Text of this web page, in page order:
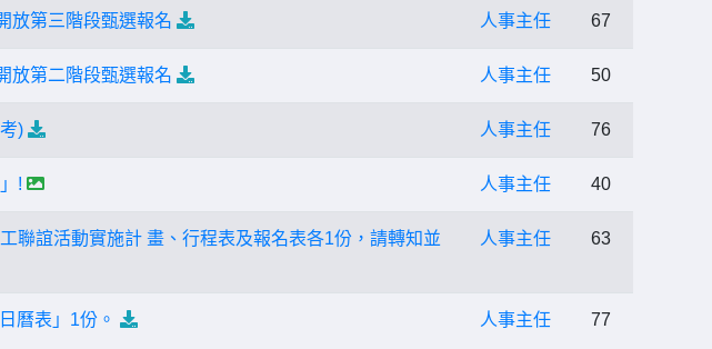
放第三階段甄選報名 人事主任 67
放第二階段甄選報名 人事主任 50
) 人事主任 76
! 人事主任 40
聯誼活動實施計 畫、行程表及報名表各1份，請轉知並
人事主任 63
曆表」1份。 人事主任 77